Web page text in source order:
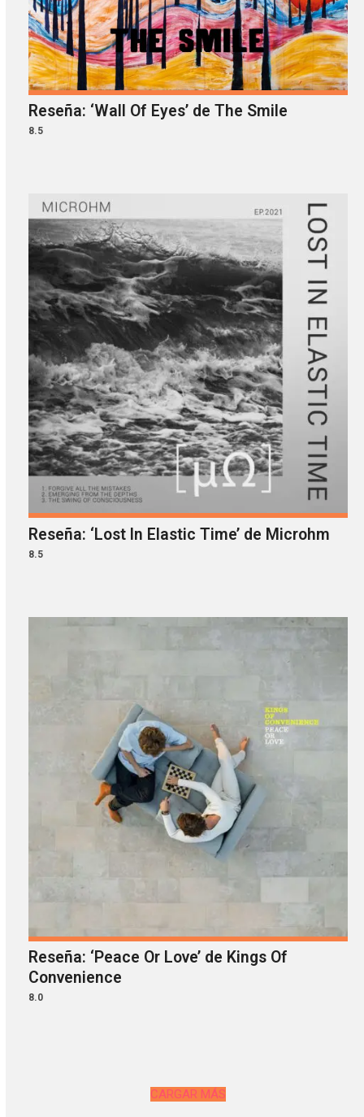
Reseña: ‘Wall Of Eyes’ de The Smile
8.5
Reseña: ‘Lost In Elastic Time’ de Microhm
8.5
Reseña: ‘Peace Or Love’ de Kings Of
Convenience
8.0
CARGAR MÁS